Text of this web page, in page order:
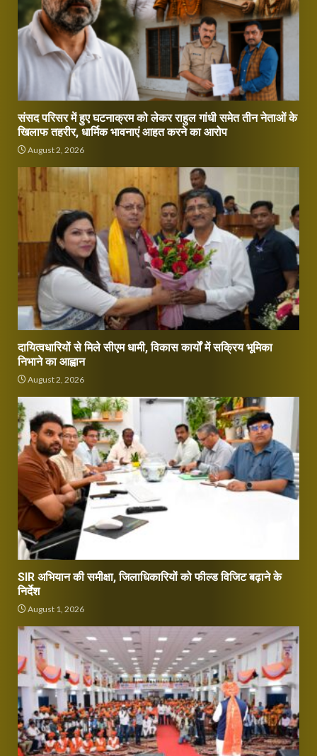
संसद परिसर में हुए घटनाक्रम को लेकर राहुल गांधी समेत तीन नेताओं के
खिलाफ तहरीर, धार्मिक भावनाएं आहत करने का आरोप
August 2, 2026
दायित्वधारियों से मिले सीएम धामी, विकास कार्यों में सक्रिय भूमिका
निभाने का आह्वान
August 2, 2026
SIR अभियान की समीक्षा, जिलाधिकारियों को फील्ड विजिट बढ़ाने के
निर्देश
August 1, 2026